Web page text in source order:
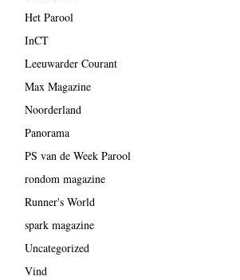
Het Parool
InCT
Leeuwarder Courant
Max Magazine
Noorderland
Panorama
PS van de Week Parool
rondom magazine
Runner's World
spark magazine
Uncategorized
Vind